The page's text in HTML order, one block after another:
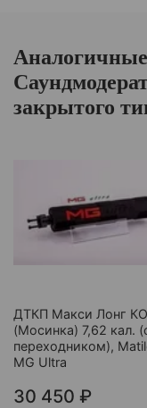
закрытого
ДТКП Макси Лонг
(Мосинка) 7,62 кал.
переходником),
MG Ultra
30 450 ₽